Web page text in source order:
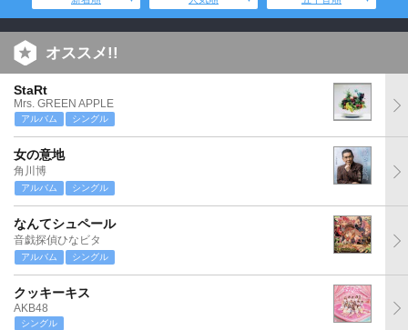
オススメ!!
StaRt
Mrs. GREEN APPLE
アルバム シングル
女の意地
角川博
アルバム シングル
なんてシュペール
音戯探偵ひなビタ
アルバム シングル
クッキーキス
AKB48
シングル